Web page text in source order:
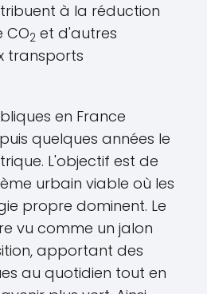
à la réduction
CO2 et d'autres
transports
en France
quelques années le
L'objectif est de
urbain viable où les
propre dominent. Le
vu comme un jalon
apportant des
au quotidien tout en